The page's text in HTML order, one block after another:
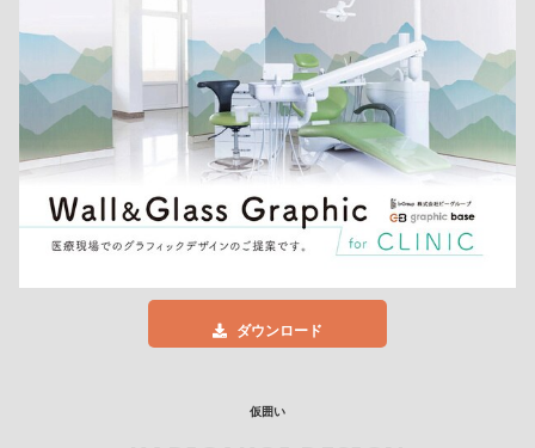
ダウンロード
仮囲い